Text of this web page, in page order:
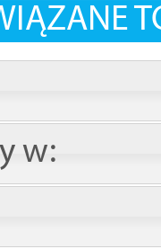
w: